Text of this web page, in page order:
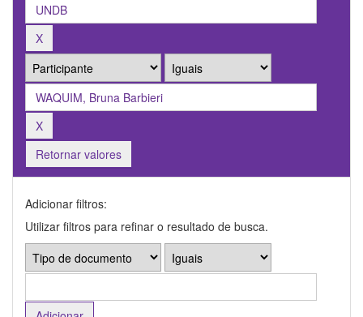
Retornar valores
Adicionar filtros:
Utilizar filtros para refinar o resultado de busca.